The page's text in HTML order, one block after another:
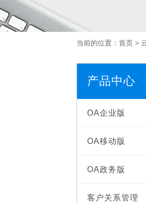
当前的位置： 首页 >
产品中心
OA企业版
OA移动版
OA政务版
客户关系管理